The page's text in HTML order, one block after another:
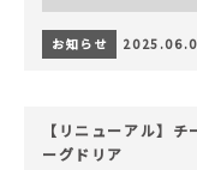
お知らせ
【リニューアル】
ーグドリア